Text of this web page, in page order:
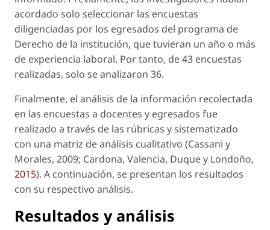
acordado solo seleccionar las encuestas
diligenciadas por los egresados del programa de
Derecho de la institución, que tuvieran un año o más
de experiencia laboral. Por tanto, de 43 encuestas
realizadas, solo se analizaron 36.
Finalmente, el análisis de la información recolectada
en las encuestas a docentes y egresados fue
realizado a través de las rúbricas y sistematizado
con una matriz de análisis cualitativo (Cassani y
Morales, 2009; Cardona, Valencia, Duque y Londoño,
2015). A continuación, se presentan los resultados
con su respectivo análisis.
Resultados y análisis